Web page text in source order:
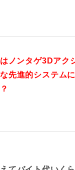
ノンタゲ3Dアク
先進的システム